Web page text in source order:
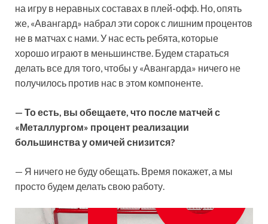
на игру в неравных составах в плей-офф. Но, опять
же, «Авангард» набрал эти сорок с лишним процентов
не в матчах с нами. У нас есть ребята, которые
хорошо играют в меньшинстве. Будем стараться
делать все для того, чтобы у «Авангарда» ничего не
получилось против нас в этом компоненте.
— То есть, вы обещаете, что после матчей с
«Металлургом» процент реализации
большинства у омичей снизится?
— Я ничего не буду обещать. Время покажет, а мы
просто будем делать свою работу.